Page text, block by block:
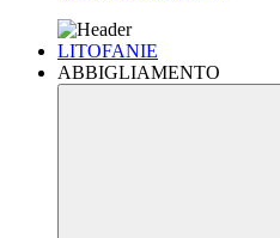
LITOFANIE
ABBIGLIAMENTO